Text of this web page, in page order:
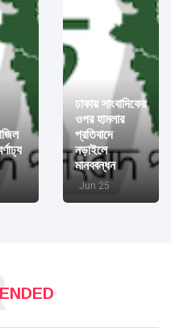
ঢাকায় সাংবাদিকের
ওপর হামলার
প্রতিবাদে
নড়াইলে
মানববন্ধন
Jun 25